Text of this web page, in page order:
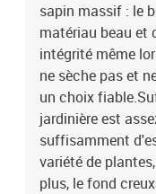
sapin massif : le
matériau beau et
intégrité même
ne sèche pas et
un choix
jardinière est
suffisamment
variété de
plus, le fond